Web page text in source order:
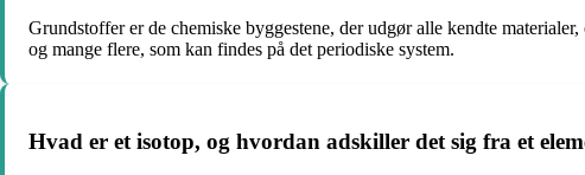
Grundstoffer er de chemiske byggestene, der udgør alle kendte
og mange flere, som kan findes på det periodiske system.
Hvad er et isotop, og hvordan adskiller det sig fra et